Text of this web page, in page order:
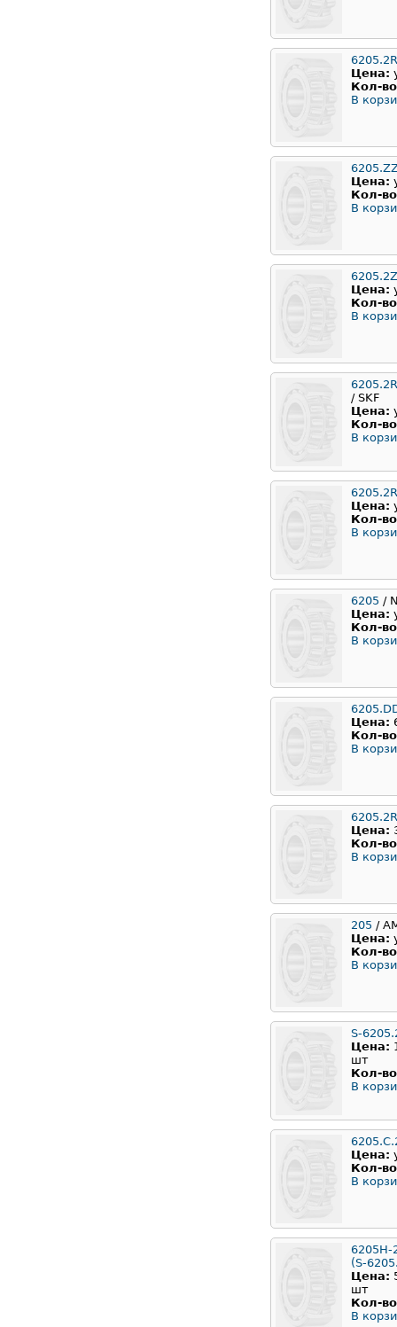
Цена:
Кол-
В
Цена:
Кол-
В
6205.2Z
Цена:
Кол-
В
/ SKF
Цена:
Кол-
В
Цена:
Кол-
В
6205 /
Цена:
Кол-
В
Цена:
Кол-
В
Цена:
Кол-
В
205 /
Цена:
Кол-
В
S-
Цена:
шт
Кол-
В
Цена:
Кол-
В
6205H-
(S-
Цена:
шт
Кол-
В